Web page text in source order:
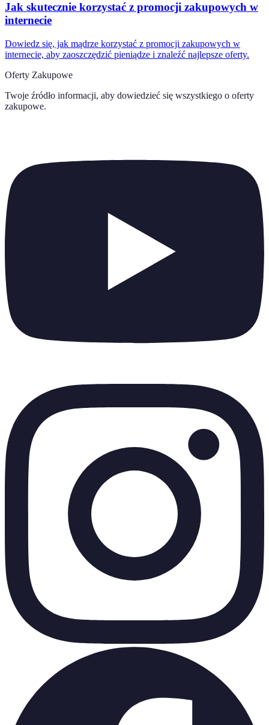
Jak skutecznie korzystać z promocji zakupowych w
internecie
Dowiedz się, jak mądrze korzystać z promocji zakupowych w
internecie, aby zaoszczędzić pieniądze i znaleźć najlepsze oferty.
Oferty Zakupowe
Twoje źródło informacji, aby dowiedzieć się wszystkiego o oferty
zakupowe.